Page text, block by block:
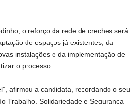
o reforço da rede de creches será
de espaços já existentes, da
instalações e da implementação de
o processo.
afirmou a candidata, recordando o seu
Trabalho, Solidariedade e Segurança